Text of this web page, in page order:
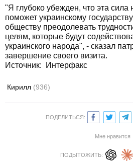
"Я глубоко убежден, что эта сила
поможет украинскому
обществу преодолевать
целям, которые будут
украинского народа", - сказал
завершение своего визита.
Источник: Интерфакс
Кирилл (936)
ПОДЕЛИТЬСЯ:
Мне нравится
ПОДЫТОЖИТЬ: